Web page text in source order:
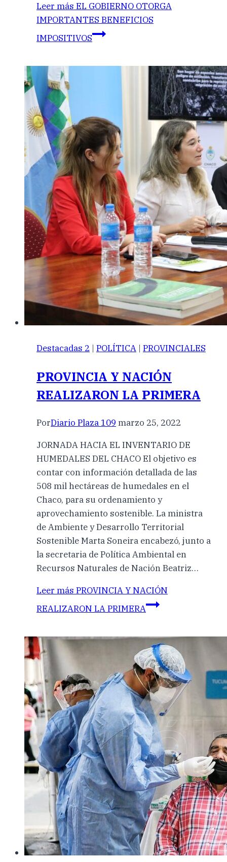
Leer más EL GOBIERNO OTORGA
IMPORTANTES BENEFICIOS
IMPOSITIVOS
Destacadas 2 | POLÍTICA | PROVINCIALES
PROVINCIA Y NACIÓN
REALIZARON LA PRIMERA
PorDiario Plaza 109 marzo 25, 2022
JORNADA HACIA EL INVENTARIO DE
HUMEDALES DEL CHACO El objetivo es
contar con información detallada de las
508 mil hectáreas de humedales en el
Chaco, para su ordenamiento y
aprovechamiento sostenible. La ministra
de Ambiente y Desarrollo Territorial
Sostenible Marta Soneira encabezó, junto a
la secretaria de Política Ambiental en
Recursos Naturales de Nación Beatriz…
Leer más PROVINCIA Y NACIÓN
REALIZARON LA PRIMERA